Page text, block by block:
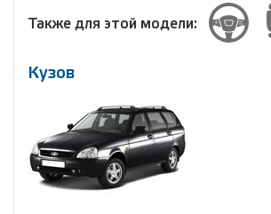
Кузов
Также для этой модели: